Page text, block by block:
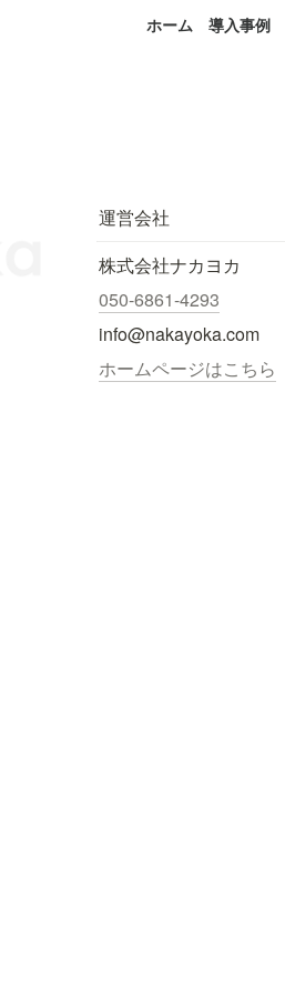
ホーム 導入事例
運営会社
株式会社ナカヨカ
050-6861-4293
info@nakayoka.com
ホームページはこちら